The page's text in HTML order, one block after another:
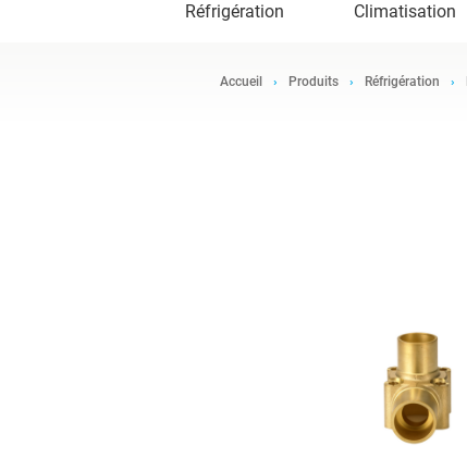
Réfrigération Climatisation
Accueil Produits Réfrigération